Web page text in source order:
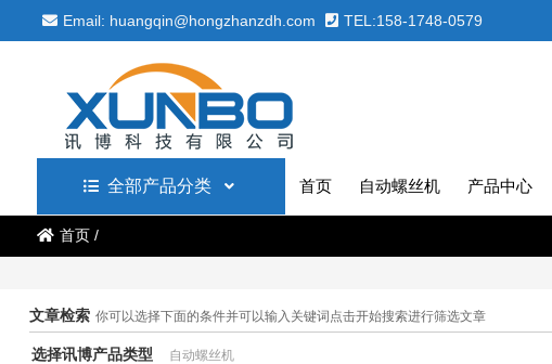
Email: huangqin@hongzhanzdh.com TEL:158-1748-0579
全部产品分类 首页 自动螺丝机 产品中心
首页/
文章检索 你可以选择下面的条件并可以输入关键词点击开始搜索进行筛选文章
选择讯博产品类型 自动螺丝机